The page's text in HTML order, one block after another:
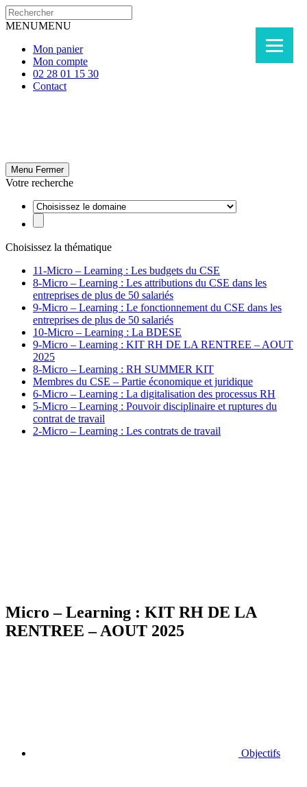
MENUMENU
Mon panier
Mon compte
02 28 01 15 30
Contact
Menu Fermer
Votre recherche
Choisissez la thématique
11-Micro – Learning : Les budgets du CSE
8-Micro – Learning : Les attributions du CSE dans les
entreprises de plus de 50 salariés
9-Micro – Learning : Le fonctionnement du CSE dans les
entreprises de plus de 50 salariés
10-Micro – Learning : La BDESE
9-Micro – Learning : KIT RH DE LA RENTREE – AOUT
2025
8-Micro – Learning : RH SUMMER KIT
Membres du CSE – Partie économique et juridique
6-Micro – Learning : La digitalisation des processus RH
5-Micro – Learning : Pouvoir disciplinaire et ruptures du
contrat de travail
2-Micro – Learning : Les contrats de travail
Micro – Learning : KIT RH DE LA
RENTREE – AOUT 2025
Objectifs